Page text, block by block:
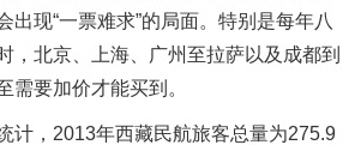
出现“一票难求”的局面。特别是每年八
，北京、上海、广州至拉萨以及成都到
需要加价才能买到。
计，2013年西藏民航旅客总量为275.9